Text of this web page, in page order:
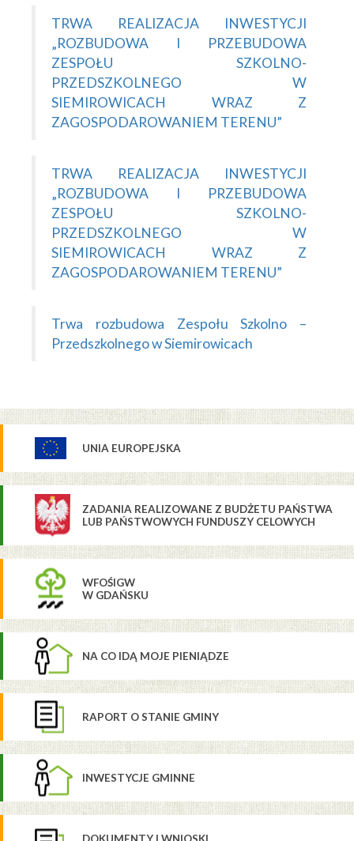
TRWA REALIZACJA INWESTYCJI
„ROZBUDOWA I PRZEBUDOWA
ZESPOŁU SZKOLNO-
PRZEDSZKOLNEGO W
SIEMIROWICACH WRAZ Z
ZAGOSPODAROWANIEM TERENU”
TRWA REALIZACJA INWESTYCJI
„ROZBUDOWA I PRZEBUDOWA
ZESPOŁU SZKOLNO-
PRZEDSZKOLNEGO W
SIEMIROWICACH WRAZ Z
ZAGOSPODAROWANIEM TERENU”
Trwa rozbudowa Zespołu Szkolno –
Przedszkolnego w Siemirowicach
UNIA EUROPEJSKA
ZADANIA REALIZOWANE Z BUDŻETU PAŃSTWA
LUB PAŃSTWOWYCH FUNDUSZY CELOWYCH
WFOŚIGW
W GDAŃSKU
NA CO IDĄ MOJE PIENIĄDZE
RAPORT O STANIE GMINY
INWESTYCJE GMINNE